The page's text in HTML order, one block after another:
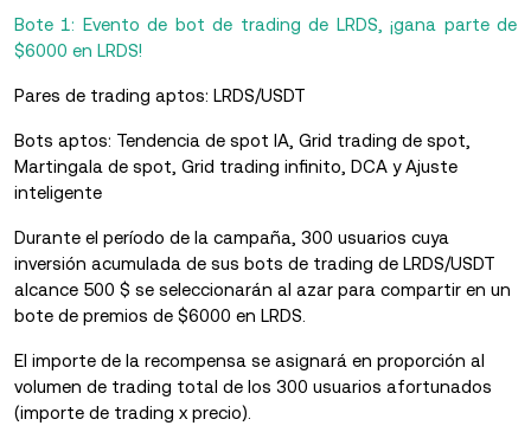
Bote 1: Evento de bot de trading de LRDS, ¡gana parte de
$6000 en LRDS!
Pares de trading aptos: LRDS/USDT
Bots aptos: Tendencia de spot IA, Grid trading de spot,
Martingala de spot, Grid trading infinito, DCA y Ajuste
inteligente
Durante el período de la campaña, 300 usuarios cuya
inversión acumulada de sus bots de trading de LRDS/USDT
alcance 500 $ se seleccionarán al azar para compartir en un
bote de premios de $6000 en LRDS.
El importe de la recompensa se asignará en proporción al
volumen de trading total de los 300 usuarios afortunados
(importe de trading x precio).